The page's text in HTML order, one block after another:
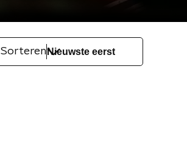
Sorteren